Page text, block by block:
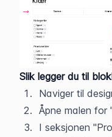
Slik legger du til
Naviger til
Åpne malen for
I seksjonen